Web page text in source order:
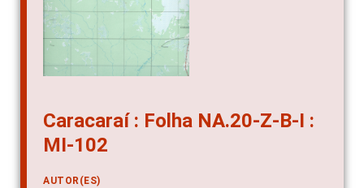
Caracaraí : Folha NA.20-Z-B-I :
MI-102
AUTOR(ES)